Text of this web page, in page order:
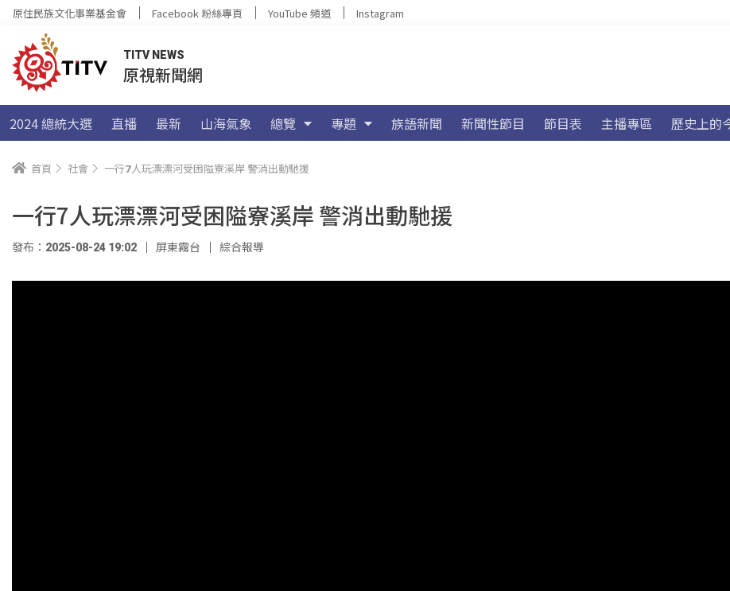
原住民族文化事業基金會 Facebook 粉絲專頁 YouTube 頻道 Instagram
TITV NEWS
原視新聞網
2024 總統大選 直播 最新 山海氣象 總覽 專題 族語新聞 新聞性節目 節目表 主播專區 歷史上的
首頁 社會 一行7人玩漂漂河受困隘寮溪岸 警消出動馳援
一行7人玩漂漂河受困隘寮溪岸 警消出動馳援
發布：2025-08-24 19:02 屏東霧台 綜合報導